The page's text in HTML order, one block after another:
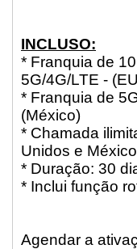
INCLUSO:
* Franquia de
5G/4G/LTE -
* Franquia de
(México)
* Chamada
Unidos e
* Duração: 30
* Inclui função
Agendar a